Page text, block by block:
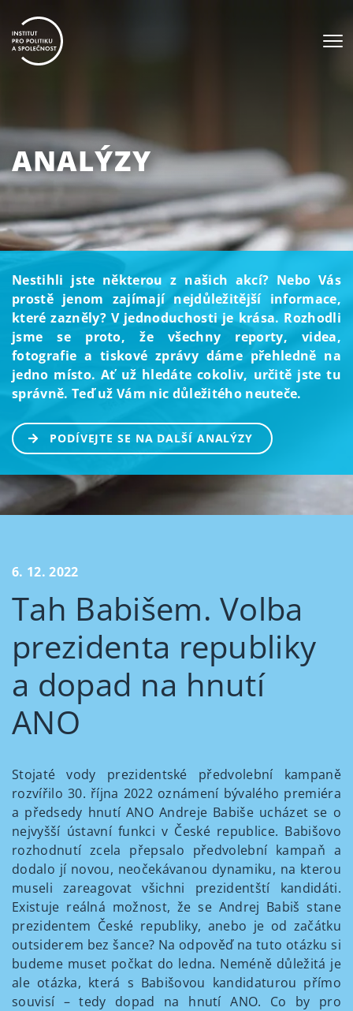
ANALÝZY
Nestihli jste některou z našich akcí? Nebo Vás
prostě jenom zajímají nejdůležitější informace,
které zazněly? V jednoduchosti je krása. Rozhodli
jsme se proto, že všechny reporty, videa,
fotografie a tiskové zprávy dáme přehledně na
jedno místo. Ať už hledáte cokoliv, určitě jste tu
správně. Teď už Vám nic důležitého neuteče.
PODÍVEJTE SE NA DALŠÍ ANALÝZY
6. 12. 2022
Tah Babišem. Volba
prezidenta republiky
a dopad na hnutí
ANO
Stojaté vody prezidentské předvolební kampaně
rozvířilo 30. října 2022 oznámení bývalého premiéra
a předsedy hnutí ANO Andreje Babiše ucházet se o
nejvyšší ústavní funkci v České republice. Babišovo
rozhodnutí zcela přepsalo předvolební kampaň a
dodalo jí novou, neočekávanou dynamiku, na kterou
museli zareagovat všichni prezidentští kandidáti.
Existuje reálná možnost, že se Andrej Babiš stane
prezidentem České republiky, anebo je od začátku
outsiderem bez šance? Na odpověď na tuto otázku si
budeme muset počkat do ledna. Neméně důležitá je
ale otázka, která s Babišovou kandidaturou přímo
souvisí – tedy dopad na hnutí ANO. Co by pro